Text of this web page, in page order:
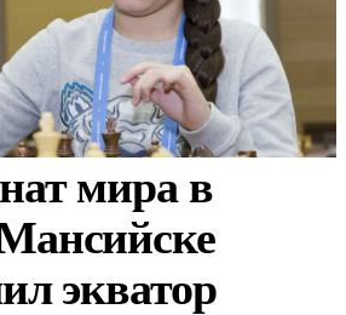
мира в
экватор